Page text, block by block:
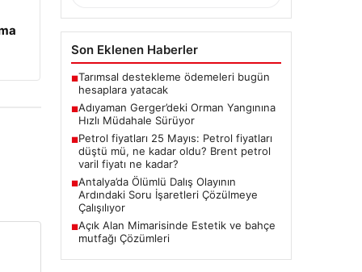
Son Eklenen Haberler
■Tarımsal destekleme ödemeleri bugün
hesaplara yatacak
■Adıyaman Gerger’deki Orman Yangınına
Hızlı Müdahale Sürüyor
■Petrol fiyatları 25 Mayıs: Petrol fiyatları
düştü mü, ne kadar oldu? Brent petrol
varil fiyatı ne kadar?
■Antalya’da Ölümlü Dalış Olayının
Ardındaki Soru İşaretleri Çözülmeye
Çalışılıyor
■Açık Alan Mimarisinde Estetik ve bahçe
mutfağı Çözümleri